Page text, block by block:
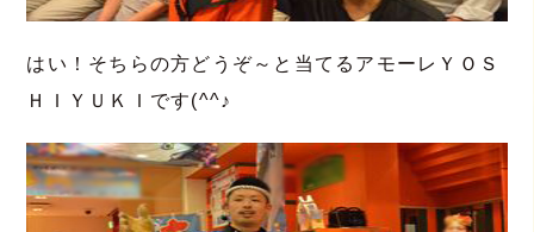
はい！そちらの方どうぞ～と当てるアモーレＹＯＳ
ＨＩＹＵＫＩです(^^♪